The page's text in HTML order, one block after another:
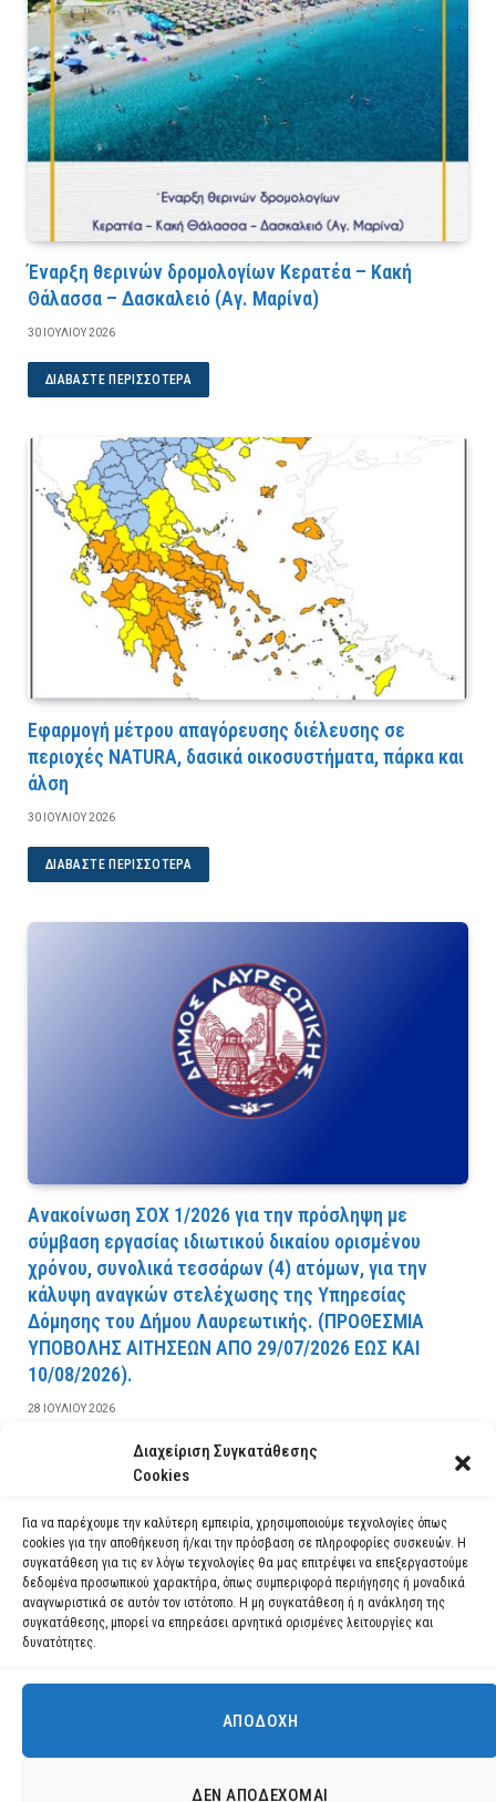
Διαχείριση Συγκατάθεσης
Cookies
Για να παρέχουμε την καλύτερη εμπειρία, χρησιμοποιούμε τεχνολογίες όπως
cookies για την αποθήκευση ή/και την πρόσβαση σε πληροφορίες συσκευών. Η
συγκατάθεση για τις εν λόγω τεχνολογίες θα μας επιτρέψει να επεξεργαστούμε
δεδομένα προσωπικού χαρακτήρα, όπως συμπεριφορά περιήγησης ή μοναδικά
αναγνωριστικά σε αυτόν τον ιστότοπο. Η μη συγκατάθεση ή η ανάκληση της
συγκατάθεσης, μπορεί να επηρεάσει αρνητικά ορισμένες λειτουργίες και
δυνατότητες.
ΑΠΟΔΟΧΉ
ΔΕΝ ΑΠΟΔΈΧΟΜΑΙ
Έναρξη θερινών δρομολογίων Κερατέα – Κακή
Θάλασσα – Δασκαλειό (Αγ. Μαρίνα)
30 ΙΟΥΛΊΟΥ 2026
ΔΙΑΒΆΣΤΕ ΠΕΡΙΣΣΌΤΕΡΑ
Εφαρμογή μέτρου απαγόρευσης διέλευσης σε
περιοχές NATURA, δασικά οικοσυστήματα, πάρκα και
άλση
30 ΙΟΥΛΊΟΥ 2026
ΔΙΑΒΆΣΤΕ ΠΕΡΙΣΣΌΤΕΡΑ
Ανακοίνωση ΣΟΧ 1/2026 για την πρόσληψη με
σύμβαση εργασίας ιδιωτικού δικαίου ορισμένου
χρόνου, συνολικά τεσσάρων (4) ατόμων, για την
κάλυψη αναγκών στελέχωσης της Υπηρεσίας
Δόμησης του Δήμου Λαυρεωτικής. (ΠPOΘEΣMIA
YΠOBOΛHΣ AITHΣEΩN AΠO 29/07/2026 EΩΣ KAI
10/08/2026).
28 ΙΟΥΛΊΟΥ 2026
ΔΙΑΒΆΣΤΕ ΠΕΡΙΣΣΌΤΕΡΑ
Χρησιμοποιούμε cookies για να σας προσφέρουμε τη βέλτιστη εμπειρία
πλοήγησης στον ιστότοπό μας.